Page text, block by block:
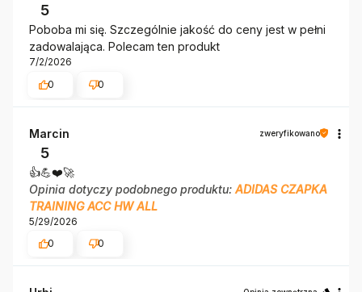
5
Poboba mi się. Szczególnie jakość do ceny jest w pełni
zadowalająca. Polecam ten produkt
7/2/2026
0
0
Marcin zweryfikowano
5
👍️💪❤️🚀
Opinia dotyczy podobnego produktu: ADIDAS CZAPKA
TRAINING ACC HW ALL
5/29/2026
0
0